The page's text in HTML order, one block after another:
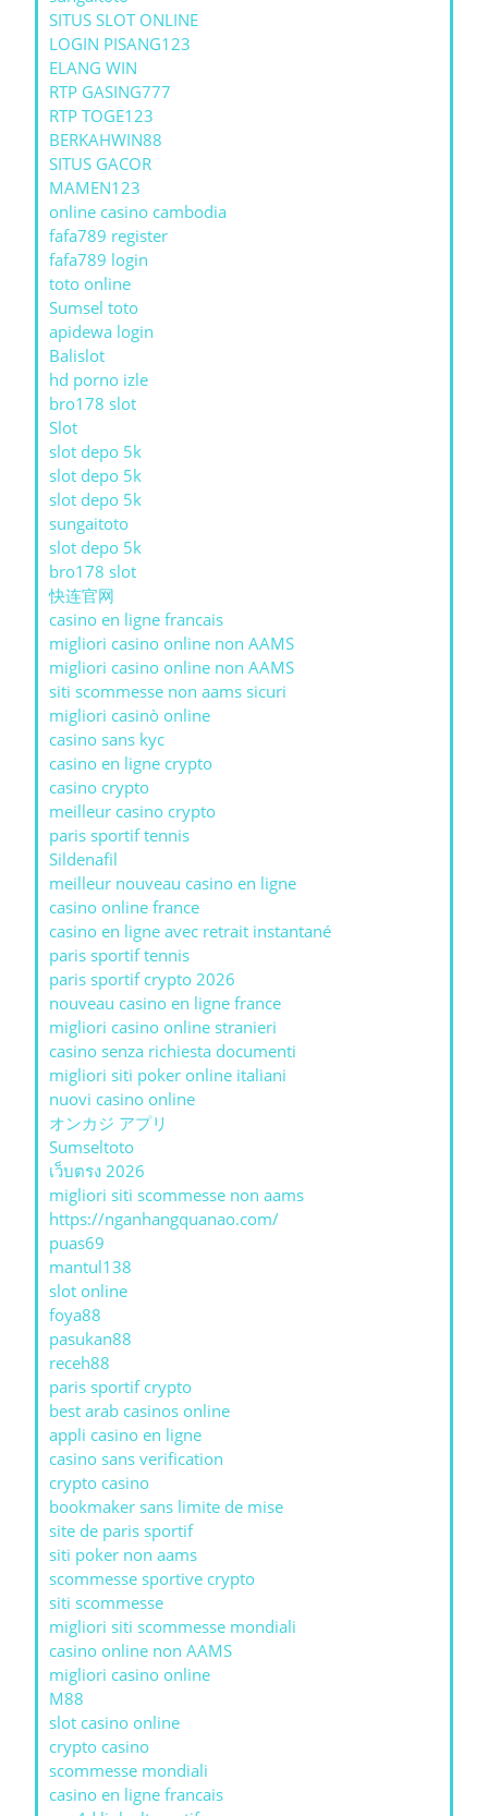
SITUS SLOT ONLINE
LOGIN PISANG123
ELANG WIN
RTP GASING777
RTP TOGE123
BERKAHWIN88
SITUS GACOR
MAMEN123
online casino cambodia
fafa789 register
fafa789 login
toto online
Sumsel toto
apidewa login
Balislot
hd porno izle
bro178 slot
Slot
slot depo 5k
slot depo 5k
slot depo 5k
sungaitoto
slot depo 5k
bro178 slot
快连官网
casino en ligne francais
migliori casino online non AAMS
migliori casino online non AAMS
siti scommesse non aams sicuri
migliori casinò online
casino sans kyc
casino en ligne crypto
casino crypto
meilleur casino crypto
paris sportif tennis
Sildenafil
meilleur nouveau casino en ligne
casino online france
casino en ligne avec retrait instantané
paris sportif tennis
paris sportif crypto 2026
nouveau casino en ligne france
migliori casino online stranieri
casino senza richiesta documenti
migliori siti poker online italiani
nuovi casino online
オンカジ アプリ
Sumseltoto
เว็บตรง 2026
migliori siti scommesse non aams
https://nganhangquanao.com/
puas69
mantul138
slot online
foya88
pasukan88
receh88
paris sportif crypto
best arab casinos online
appli casino en ligne
casino sans verification
crypto casino
bookmaker sans limite de mise
site de paris sportif
siti poker non aams
scommesse sportive crypto
siti scommesse
migliori siti scommesse mondiali
casino online non AAMS
migliori casino online
M88
slot casino online
crypto casino
scommesse mondiali
casino en ligne francais